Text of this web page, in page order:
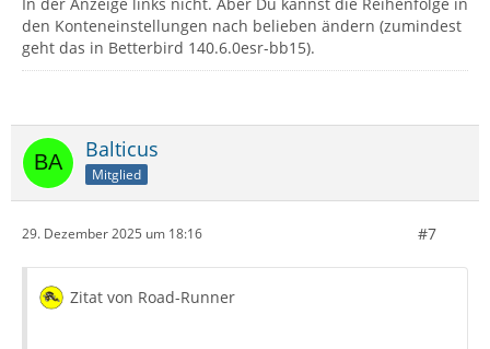
den Konteneinstellungen nach belieben ändern (zumindest
geht das in Betterbird 140.6.0esr-bb15).
Balticus
Mitglied
29. Dezember 2025 um 18:16 #7
Zitat von Road-Runner